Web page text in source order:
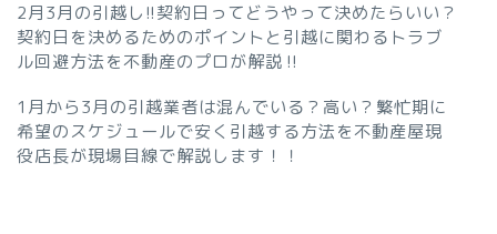
2月3月の引越し!!契約日ってどうやって決めたらいい？
契約日を決めるためのポイントと引越に関わるトラブ
ル回避方法を不動産のプロが解説‼︎
1月から3月の引越業者は混んでいる？高い？繁忙期に
希望のスケジュールで安く引越する方法を不動産屋現
役店長が現場目線で解説します！！